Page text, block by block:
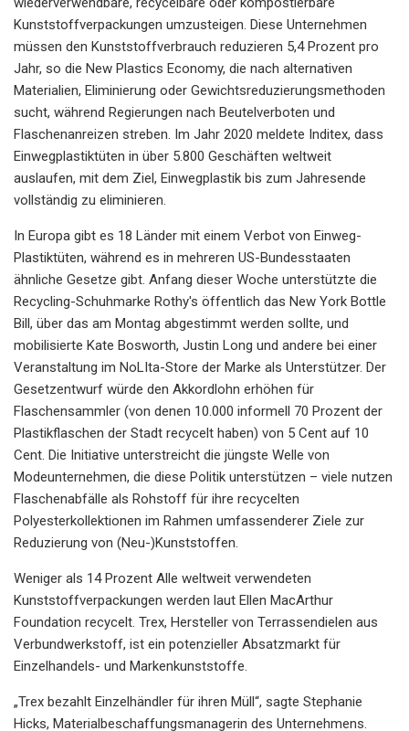
Kunststoffverpackungen umzusteigen. Diese Unternehmen
müssen den Kunststoffverbrauch reduzieren 5,4 Prozent pro
Jahr, so die New Plastics Economy, die nach alternativen
Materialien, Eliminierung oder Gewichtsreduzierungsmethoden
sucht, während Regierungen nach Beutelverboten und
Flaschenanreizen streben. Im Jahr 2020 meldete Inditex, dass
Einwegplastiktüten in über 5.800 Geschäften weltweit
auslaufen, mit dem Ziel, Einwegplastik bis zum Jahresende
vollständig zu eliminieren.
In Europa gibt es 18 Länder mit einem Verbot von Einweg-
Plastiktüten, während es in mehreren US-Bundesstaaten
ähnliche Gesetze gibt. Anfang dieser Woche unterstützte die
Recycling-Schuhmarke Rothy's öffentlich das New York Bottle
Bill, über das am Montag abgestimmt werden sollte, und
mobilisierte Kate Bosworth, Justin Long und andere bei einer
Veranstaltung im NoLIta-Store der Marke als Unterstützer. Der
Gesetzentwurf würde den Akkordlohn erhöhen für
Flaschensammler (von denen 10.000 informell 70 Prozent der
Plastikflaschen der Stadt recycelt haben) von 5 Cent auf 10
Cent. Die Initiative unterstreicht die jüngste Welle von
Modeunternehmen, die diese Politik unterstützen – viele nutzen
Flaschenabfälle als Rohstoff für ihre recycelten
Polyesterkollektionen im Rahmen umfassenderer Ziele zur
Reduzierung von (Neu-)Kunststoffen.
Weniger als 14 Prozent Alle weltweit verwendeten
Kunststoffverpackungen werden laut Ellen MacArthur
Foundation recycelt. Trex, Hersteller von Terrassendielen aus
Verbundwerkstoff, ist ein potenzieller Absatzmarkt für
Einzelhandels- und Markenkunststoffe.
„Trex bezahlt Einzelhändler für ihren Müll“, sagte Stephanie
Hicks, Materialbeschaffungsmanagerin des Unternehmens.